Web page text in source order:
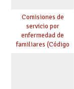
Comisiones de
servicio por
enfermedad de
familiares (Código